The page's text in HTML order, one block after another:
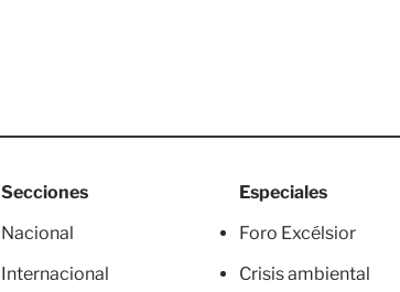
Secciones
Nacional
Internacional
Especiales
Foro Excélsior
Crisis ambiental